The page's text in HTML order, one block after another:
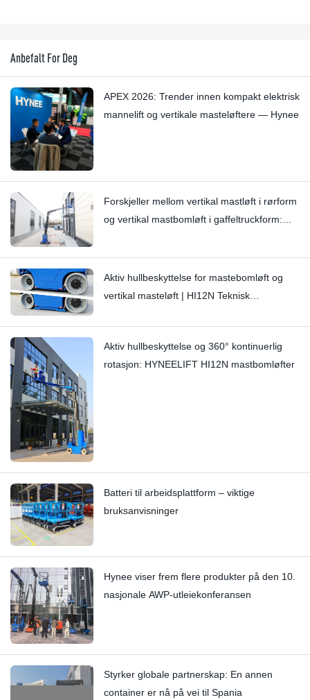
Anbefalt For Deg
APEX 2026: Trender innen kompakt elektrisk
mannelift og vertikale masteløftere — Hynee
Forskjeller mellom vertikal mastløft i rørform
og vertikal mastbomløft i gaffeltruckform:
Aktiv hullbeskyttelse for mastebomløft og
vertikal masteløft | HI12N Teknisk
Aktiv hullbeskyttelse og 360° kontinuerlig
rotasjon: HYNEELIFT HI12N mastbomløfter
Batteri til arbeidsplattform – viktige
bruksanvisninger
Hynee viser frem flere produkter på den 10.
nasjonale AWP-utleiekonferansen
Styrker globale partnerskap: En annen
container er nå på vei til Spania